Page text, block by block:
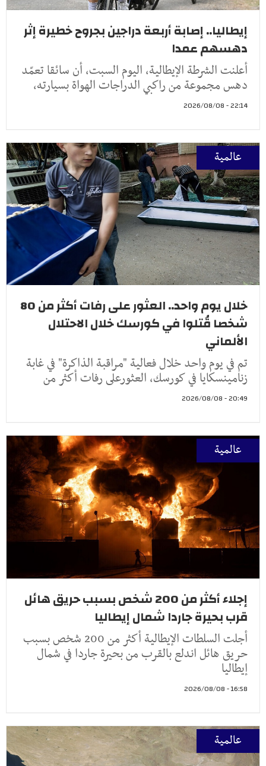
إيطاليا.. إصابة أربعة دراجين بجروح خطيرة إثر
دهسهم عمدا
أعلنت الشرطة الإيطالية، اليوم السبت، أن سائقا تعمّد
دهس مجموعة من راكبي الدراجات الهواة بسيارته،
22:14 - 2026/08/08
عالمية
خلال يوم واحد.. العثور على رفات أكثر من 80
شخصا قُتلوا في كورسك خلال الاحتلال
الألماني
تم في يوم واحد خلال فعالية "مراقبة الذاكرة" في غابة
زنامينسكايا في كورسك، العثورعلى رفات أكثر من
20:49 - 2026/08/08
عالمية
إجلاء أكثر من 200 شخص بسبب حريق هائل
قرب بحيرة جاردا شمال إيطاليا
أجلت السلطات الإيطالية أكثر من 200 شخص بسبب
حريق هائل اندلع بالقرب من بحيرة جاردا في شمال
إيطاليا
16:58 - 2026/08/08
عالمية